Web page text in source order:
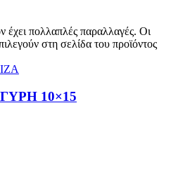
έχει πολλαπλές παραλλαγές. Οι
στη σελίδα του προϊόντος
10×15